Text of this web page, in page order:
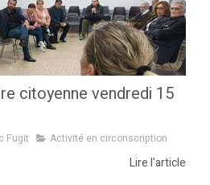
citoyenne vendredi 15
Fugit Activité en circonscription
Lire l'article